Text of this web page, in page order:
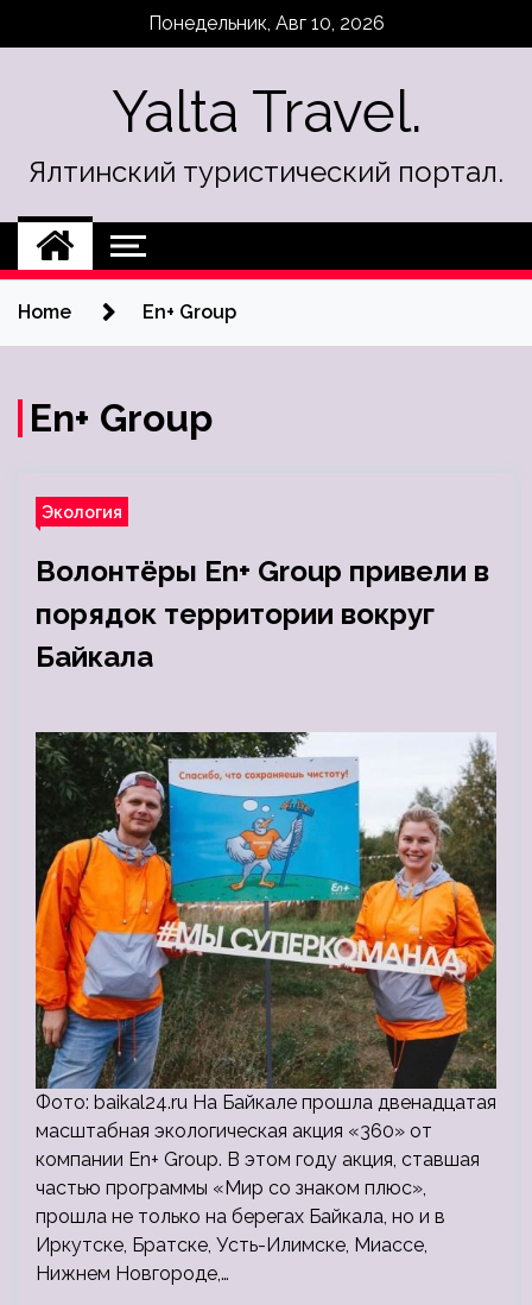
Понедельник, Авг 10, 2026
Yalta Travel.
Ялтинский туристический портал.
Home En+ Group
En+ Group
Экология
Волонтёры En+ Group привели в
порядок территории вокруг
Байкала
Фото: baikal24.ru На Байкале прошла двенадцатая
масштабная экологическая акция «360» от
компании En+ Group. В этом году акция, ставшая
частью программы «Мир со знаком плюс»,
прошла не только на берегах Байкала, но и в
Иркутске, Братске, Усть-Илимске, Миассе,
Нижнем Новгороде,…